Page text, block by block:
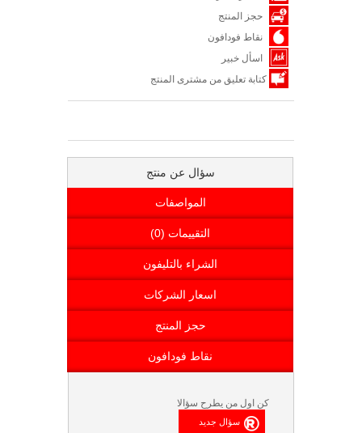
حجز المنتج
نقاط فودافون
اسأل خبير
كتابة تعليق من مشترى المنتج
سؤال عن منتج
المواصفات
التقييمات (0)
الشراء بالتليفون
اسعار الشركات
حجز المنتج
نقاط فودافون
كن اول من يطرح سؤالا